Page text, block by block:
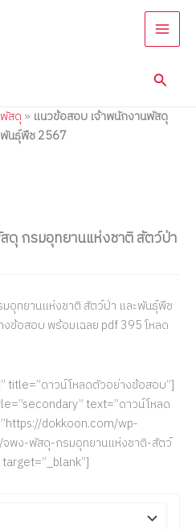
สดุ » แนวข้อสอบ เจ้าพนักงานพัสดุ
นธุ์พืช 2567
ดุ กรมอุทยานแห่งชาติ สัตว์ป่า
อุทยานแห่งชาติ สัตว์ป่า และพันธุ์พืช
ข้อสอบ พร้อมเฉลย pdf 395 โหลด
title=”ดาวน์โหลดตัวอย่างข้อสอบ”]
text=”ดาวน์โหลด
dokkoon.com/wp-
พง-พัสดุ-กรมอุทยานแห่งชาติ-สัตว์